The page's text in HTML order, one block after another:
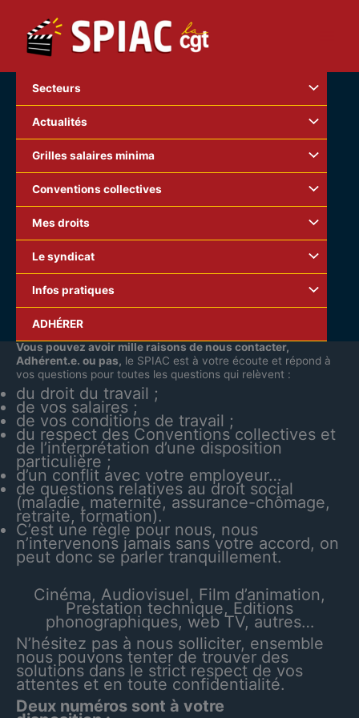
contenu
Secteurs
Actualités
Grilles salaires minima
Conventions collectives
Mes droits
Le syndicat
Infos pratiques
ADHÉRER
07 69 06 04 28
Vous pouvez avoir mille raisons de nous contacter,
Adhérent.e. ou pas, le SPIAC est à votre écoute et répond à
vos questions pour toutes les questions qui relèvent :
du droit du travail ;
de vos salaires ;
de vos conditions de travail ;
du respect des Conventions collectives et
de l’interprétation d’une disposition
particulière ;
d’un conflit avec votre employeur…
de questions relatives au droit social
(maladie, maternité, assurance-chômage,
retraite, formation).
C’est une règle pour nous, nous
n’intervenons jamais sans votre accord, on
peut donc se parler tranquillement.
Cinéma, Audiovisuel, Film d’animation,
Prestation technique, Editions
phonographiques, web TV, autres…
N’hésitez pas à nous solliciter, ensemble
nous pouvons tenter de trouver des
solutions dans le strict respect de vos
attentes et en toute confidentialité.
Deux numéros sont à votre